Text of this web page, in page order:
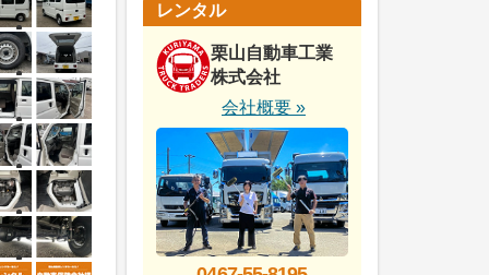
レンタル
栗山自動車工業
株式会社
会社概要 »